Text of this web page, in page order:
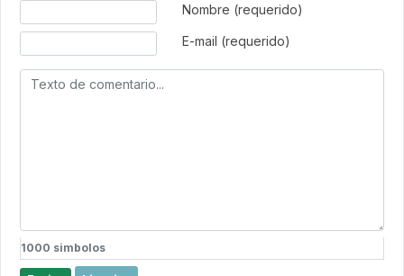
Nombre (requerido)
E-mail (requerido)
1000 simbolos